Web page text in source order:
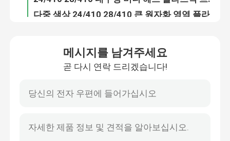
품질 관리
메시지를 남겨주세요
곧 다시 연락 드리겠습니다!